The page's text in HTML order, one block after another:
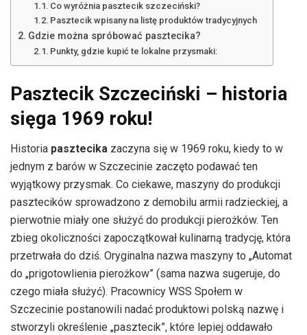
Co wyróżnia pasztecik szczeciński?
Pasztecik wpisany na listę produktów tradycyjnych
Gdzie można spróbować pasztecika?
Punkty, gdzie kupić te lokalne przysmaki:
Pasztecik Szczeciński – historia
sięga 1969 roku!
Historia pasztecika zaczyna się w 1969 roku, kiedy to w
jednym z barów w Szczecinie zaczęto podawać ten
wyjątkowy przysmak. Co ciekawe, maszyny do produkcji
pasztecików sprowadzono z demobilu armii radzieckiej, a
pierwotnie miały one służyć do produkcji pierożków. Ten
zbieg okoliczności zapoczątkował kulinarną tradycję, która
przetrwała do dziś. Oryginalna nazwa maszyny to „Automat
do „prigotowlienia pierożkow” (sama nazwa sugeruje, do
czego miała służyć). Pracownicy WSS Społem w
Szczecinie postanowili nadać produktowi polską nazwę i
stworzyli określenie „pasztecik”, które lepiej oddawało